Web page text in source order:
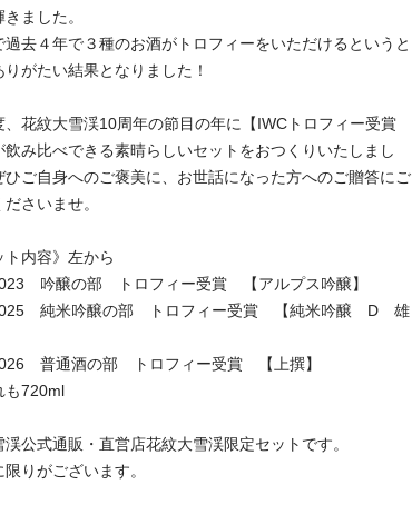
ました。
過去４年で３種のお酒がトロフィーをいただけるというと
りがたい結果となりました！
、花紋大雪渓10周年の節目の年に【IWCトロフィー受賞
飲み比べできる素晴らしいセットをおつくりいたしまし
ひご自身へのご褒美に、お世話になった方へのご贈答にご
さいませ。
ト内容》左から
吟醸の部 トロフィー受賞 【アルプス吟醸】
純米吟醸の部 トロフィー受賞 【純米吟醸 D 雄
普通酒の部 トロフィー受賞 【上撰】
も720ml
公式通販・直営店花紋大雪渓限定セットです。
りがございます。